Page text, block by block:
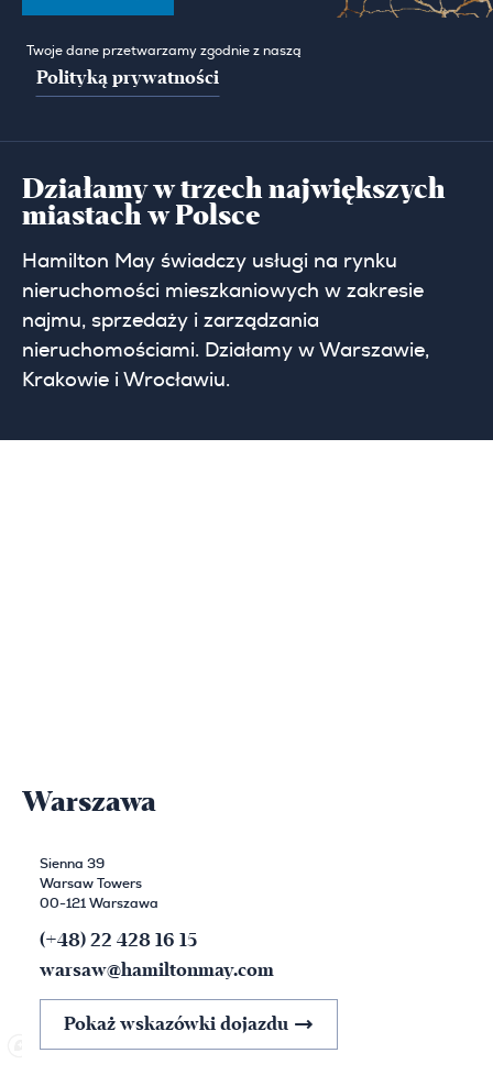
Twoje dane przetwarzamy zgodnie z naszą
Polityką prywatności
Działamy w trzech największych
miastach w Polsce
Hamilton May świadczy usługi na rynku
nieruchomości mieszkaniowych w zakresie
najmu, sprzedaży i zarządzania
nieruchomościami. Działamy w Warszawie,
Krakowie i Wrocławiu.
Warszawa
Sienna 39
Warsaw Towers
00-121 Warszawa
(+48) 22 428 16 15
warsaw@hamiltonmay.com
Pokaż wskazówki dojazdu